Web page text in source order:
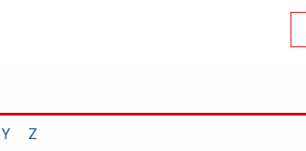
Y Z